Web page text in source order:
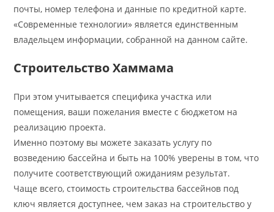
почты, номер телефона и данные по кредитной карте.
«Современные технологии» является единственным
владельцем информации, собранной на данном сайте.
Строительство Хаммама
При этом учитывается специфика участка или
помещения, ваши пожелания вместе с бюджетом на
реализацию проекта.
Именно поэтому вы можете заказать услугу по
возведению бассейна и быть на 100% уверены в том, что
получите соответствующий ожиданиям результат.
Чаще всего, стоимость строительства бассейнов под
ключ является доступнее, чем заказ на строительство у